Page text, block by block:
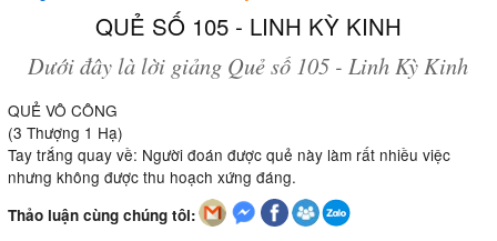
QUẺ SỐ 105 - LINH KỲ KINH
Dưới đây là lời giảng Quẻ số 105 - Linh Kỳ Kinh
QUẺ VÔ CÔNG
(3 Thượng 1 Hạ)
Tay trắng quay về: Người đoán được quẻ này làm rất nhiều việc
nhưng không được thu hoạch xứng đáng.
Thảo luận cùng chúng tôi: